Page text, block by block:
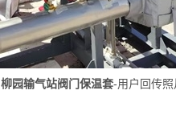
柳园输气站阀门保温套-用户回传照